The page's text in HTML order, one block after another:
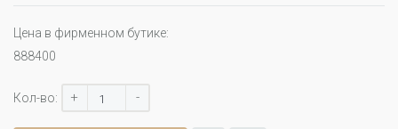
Цена в фирменном бутике:
888400
Кол-во: + -